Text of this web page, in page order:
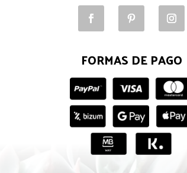
FORMAS DE PAGO